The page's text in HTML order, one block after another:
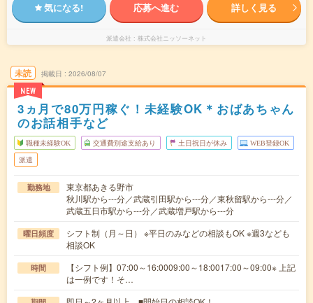
気になる! 応募へ進む 詳しく見る
派遣会社 株式会社ニッソーネット
未読
NEW
掲載日 2026/08/07
3ヵ月で80万円稼ぐ！未経験OK＊おばあちゃん
のお話相手など
職種未経験OK 交通費別途支給あり 土日祝日が休み WEB登録OK
派遣
勤務地
東京都あきる野市
秋川駅から---分／武蔵引田駅から---分／東秋留駅から---分／
武蔵五日市駅から---分／武蔵増戸駅から---分
曜日頻度
シフト制（月～日） ※平日のみなどの相談もOK ※週3なども
相談OK
時間
【シフト例】07:00～16:0009:00～18:0017:00～09:00※ 上記
は一例です！そ…